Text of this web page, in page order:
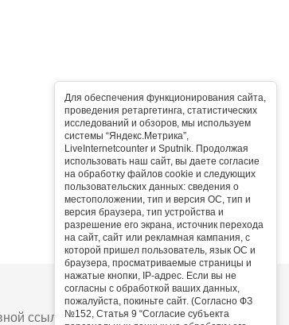
Для обеспечения функционирования сайта,
проведения ретаргетинга, статистических
исследований и обзоров, мы используем
системы “Яндекс.Метрика”,
LiveInternetcounter и Sputnik. Продолжая
использовать наш сайт, вы даете согласие
на обработку файлов cookie и следующих
пользовательских данных: сведения о
местоположении, тип и версия ОС, тип и
версия браузера, тип устройства и
разрешение его экрана, источник перехода
на сайт, сайт или рекламная кампания, с
которой пришел пользователь, язык ОС и
браузера, просматриваемые страницы и
нажатые кнопки, IP-адрес. Если вы не
согласны с обработкой ваших данных,
пожалуйста, покиньте сайт. (Согласно ФЗ
№152, Статья 9 “Согласие субъекта
ссылки на сайт.